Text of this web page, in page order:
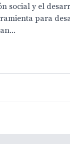
social y el
para